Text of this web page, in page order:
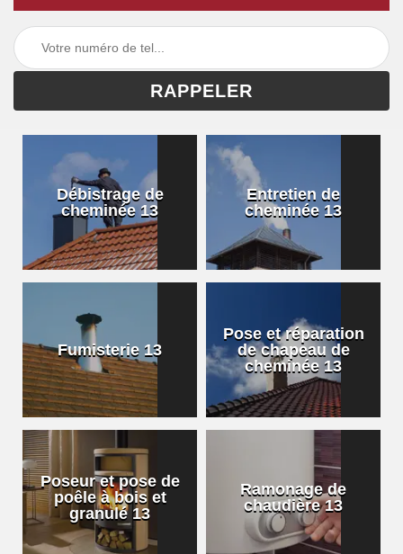
Débistrage de
cheminée 13
Entretien de
cheminée 13
Fumisterie 13
Pose et réparation
de chapeau de
cheminée 13
Poseur et pose de
poêle à bois et
granulé 13
Ramonage de
chaudière 13